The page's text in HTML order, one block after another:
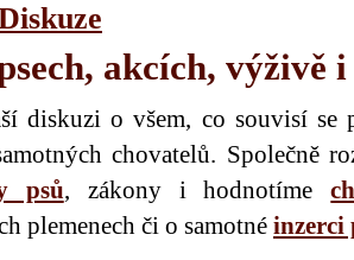
akcích, výživě
diskuzi o všem, co souvisí se
chovatelů. Společně
psů, zákony i hodnotíme
plemenech či o samotné inzerci